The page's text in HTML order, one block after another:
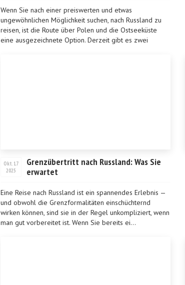
Wenn Sie nach einer preiswerten und etwas
ungewöhnlichen Möglichkeit suchen, nach Russland zu
reisen, ist die Route über Polen und die Ostseeküste
eine ausgezeichnete Option. Derzeit gibt es zwei
Okt. 17
2025
Grenzübertritt nach Russland: Was Sie
erwartet
Eine Reise nach Russland ist ein spannendes Erlebnis —
und obwohl die Grenzformalitäten einschüchternd
wirken können, sind sie in der Regel unkompliziert, wenn
man gut vorbereitet ist. Wenn Sie bereits ei...